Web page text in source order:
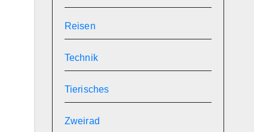
Reisen
Technik
Tierisches
Zweirad